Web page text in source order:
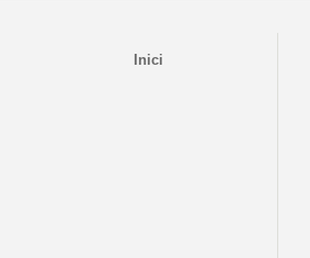
Inici